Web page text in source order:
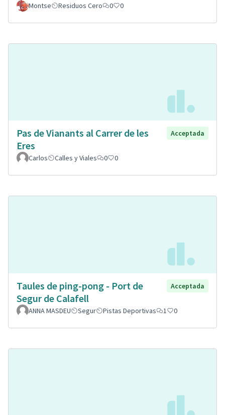
Montse Residuos Cero 0 0
Pas de Vianants al Carrer de les
Eres
Acceptada
Carlos Calles y Viales 0 0
Taules de ping-pong - Port de
Segur de Calafell
Acceptada
ANNA MASDEU Segur Pistas Deportivas 1 0